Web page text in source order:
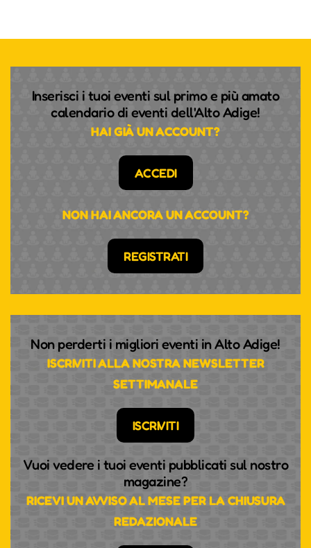
Inserisci i tuoi eventi sul primo e più amato
calendario di eventi dell'Alto Adige!
HAI GIÀ UN ACCOUNT?
ACCEDI
NON HAI ANCORA UN ACCOUNT?
REGISTRATI
Non perderti i migliori eventi in Alto Adige!
ISCRIVITI ALLA NOSTRA NEWSLETTER
SETTIMANALE
ISCRIVITI
Vuoi vedere i tuoi eventi pubblicati sul nostro
magazine?
RICEVI UN AVVISO AL MESE PER LA CHIUSURA
REDAZIONALE